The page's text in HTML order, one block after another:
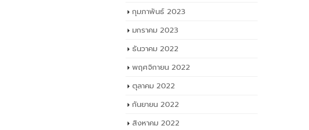
กุมภาพันธ์ 2023
มกราคม 2023
ธันวาคม 2022
พฤศจิกายน 2022
ตุลาคม 2022
กันยายน 2022
สิงหาคม 2022